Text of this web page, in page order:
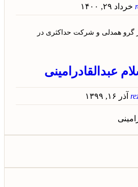
خرداد ۲۹, ۱۴۰۰
گرو همدلی و شرکت حداکثری در
عبدالقادرامینی
آذر ۱۶, ۱۳۹۹